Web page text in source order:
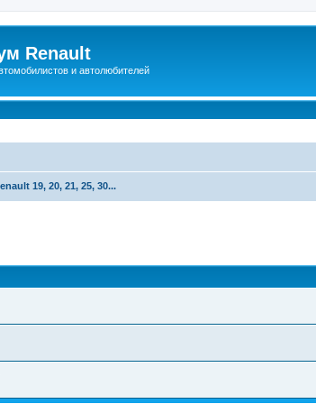
Renault
и автолюбителей
19, 20, 21, 25, 30...